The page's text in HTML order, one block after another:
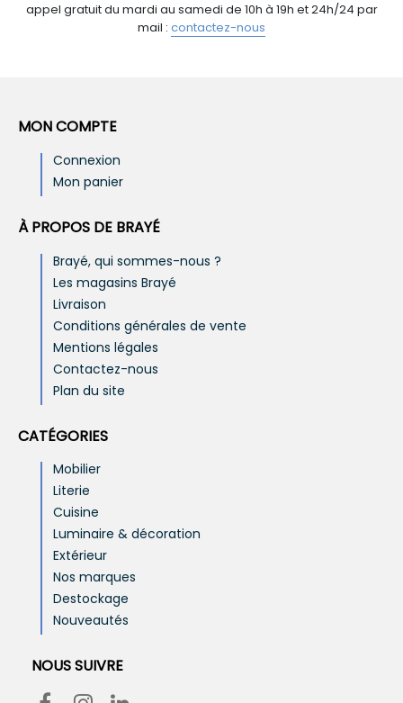
appel gratuit du mardi au samedi de 10h à 19h et 24h/24 par
mail : contactez-nous
MON COMPTE
Connexion
Mon panier
À PROPOS DE BRAYÉ
Brayé, qui sommes-nous ?
Les magasins Brayé
Livraison
Conditions générales de vente
Mentions légales
Contactez-nous
Plan du site
CATÉGORIES
Mobilier
Literie
Cuisine
Luminaire & décoration
Extérieur
Nos marques
Destockage
Nouveautés
NOUS SUIVRE